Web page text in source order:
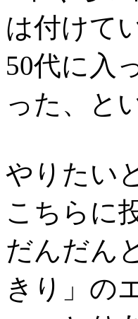
は付けて
50代に入
った、と
やりたい
こちらに
だんだん
きり」の